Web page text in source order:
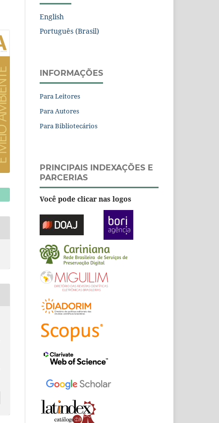
English
Português (Brasil)
INFORMAÇÕES
Para Leitores
Para Autores
Para Bibliotecários
PRINCIPAIS INDEXAÇÕES E
PARCERIAS
Você pode clicar nas logos